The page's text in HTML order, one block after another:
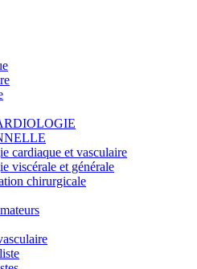
cardiaque et vasculaire
viscérale et générale
chirurgicale